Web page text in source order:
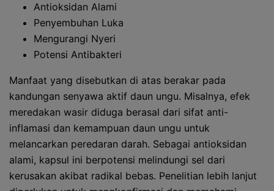
Antioksidan Alami
Penyembuhan Luka
Mengurangi Nyeri
Potensi Antibakteri
Manfaat yang disebutkan di atas berakar pada
kandungan senyawa aktif daun ungu. Misalnya, efek
meredakan wasir diduga berasal dari sifat anti-
inflamasi dan kemampuan daun ungu untuk
melancarkan peredaran darah. Sebagai antioksidan
alami, kapsul ini berpotensi melindungi sel dari
kerusakan akibat radikal bebas. Penelitian lebih lanjut